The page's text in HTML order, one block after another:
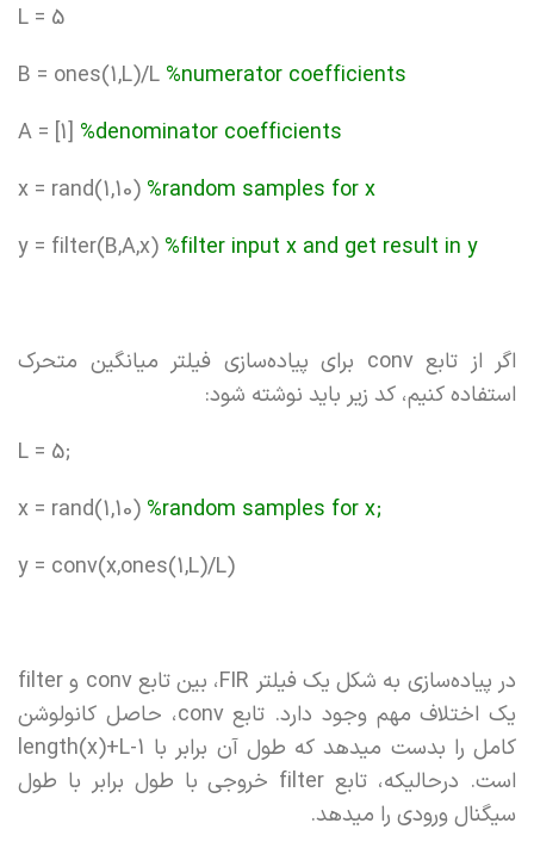
L = 5
B = ones(1,L)/L %numerator coefficients
A = [1] %denominator coefficients
x = rand(1,10) %random samples for x
y = filter(B,A,x) %filter input x and get result in y
اگر از تابع conv برای پیاده‌سازی فیلتر میانگین متحرک
استفاده کنیم، کد زیر باید نوشته شود:
L = 5;
x = rand(1,10) %random samples for x;
y = conv(x,ones(1,L)/L)
در پیاده‌سازی به شکل یک فیلتر FIR، بین تابع conv و filter
یک اختلاف مهم وجود دارد. تابع conv، حاصل کانولوشن
کامل را بدست میدهد که طول آن برابر با length(x)+L-1
است. درحالیکه، تابع filter خروجی با طول برابر با طول
سیگنال ورودی را میدهد.